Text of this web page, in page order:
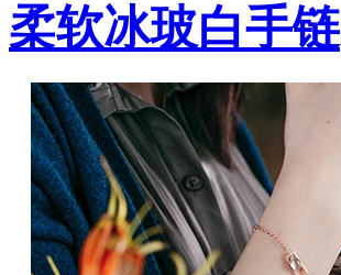
柔软冰玻白手链